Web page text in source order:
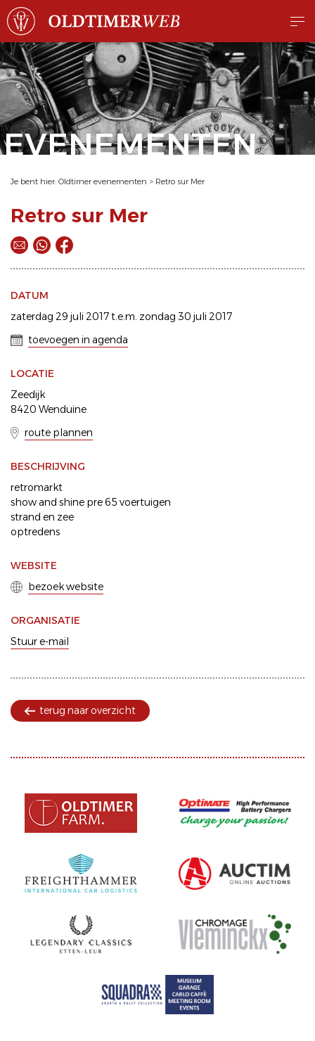
EVENEMENTEN
Je bent hier: Oldtimer evenementen > Retro sur Mer
Retro sur Mer
DATUM
zaterdag 29 juli 2017 t.e.m. zondag 30 juli 2017
toevoegen in agenda
LOCATIE
Zeedijk
8420 Wenduine
route plannen
BESCHRIJVING
retromarkt
show and shine pre 65 voertuigen
strand en zee
optredens
WEBSITE
bezoek website
ORGANISATIE
Stuur e-mail
terug naar overzicht